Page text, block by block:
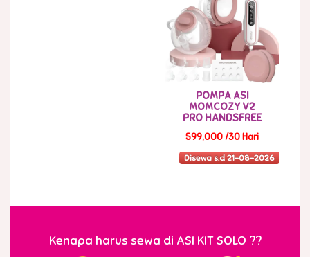
POMPA ASI
MOMCOZY V2
PRO HANDSFREE
599,000 /30 Hari
Disewa s.d 21-08-2026
Kenapa harus sewa di ASI KIT SOLO ??